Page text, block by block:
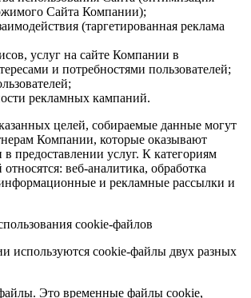
Сайта Компании);
(таргетированная реклама
услуг на сайте Компании в
и потребностями пользователей;
рекламных кампаний.
целей, собираемые данные могут
Компании, которые оказывают
предоставлении услуг. К категориям
веб-аналитика, обработка
и рекламные рассылки и
cookie-файлов
используются cookie-файлы двух разных
Это временные файлы cookie,